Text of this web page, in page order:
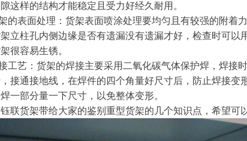
这样的结构才能稳定且受力好经久耐用。
的表面处理：货架表面喷涂处理要均匀且有较强的附着
立柱孔内侧边缘是否有遗漏没有遗漏才好，检查时可以
很容易生锈。
工艺：货架的焊接主要采用二氧化碳气体保护焊，焊接
接通接地线，在焊件的四个角量好尺寸后，防止焊接变
一部分量一下尺寸，以免整体变形。
联货架带给大家的鉴别重型货架的几个知识点，希望可